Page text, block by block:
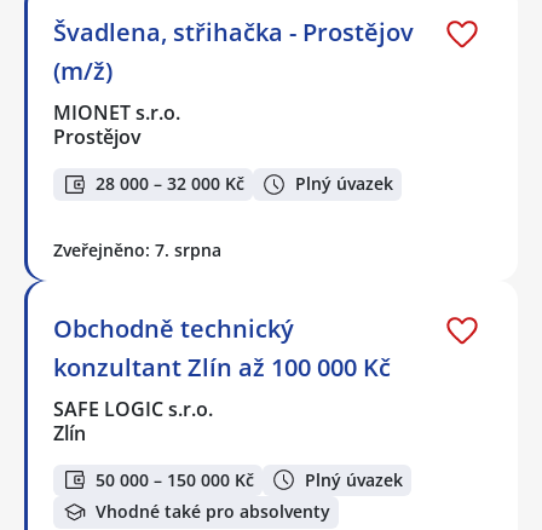
Švadlena, střihačka - Prostějov
(m/ž)
MIONET s.r.o.
Prostějov
28 000 – 32 000 Kč Plný úvazek
Zveřejněno: 7. srpna
Obchodně technický
konzultant Zlín až 100 000 Kč
SAFE LOGIC s.r.o.
Zlín
50 000 – 150 000 Kč
Plný úvazek
Vhodné také pro absolventy